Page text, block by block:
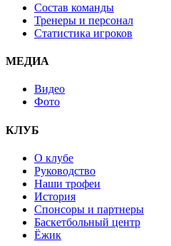
Состав команды
Тренеры и персонал
Статистика игроков
МЕДИА
Видео
Фото
КЛУБ
О клубе
Руководство
Наши трофеи
История
Спонсоры и партнеры
Баскетбольный центр
Ёжик